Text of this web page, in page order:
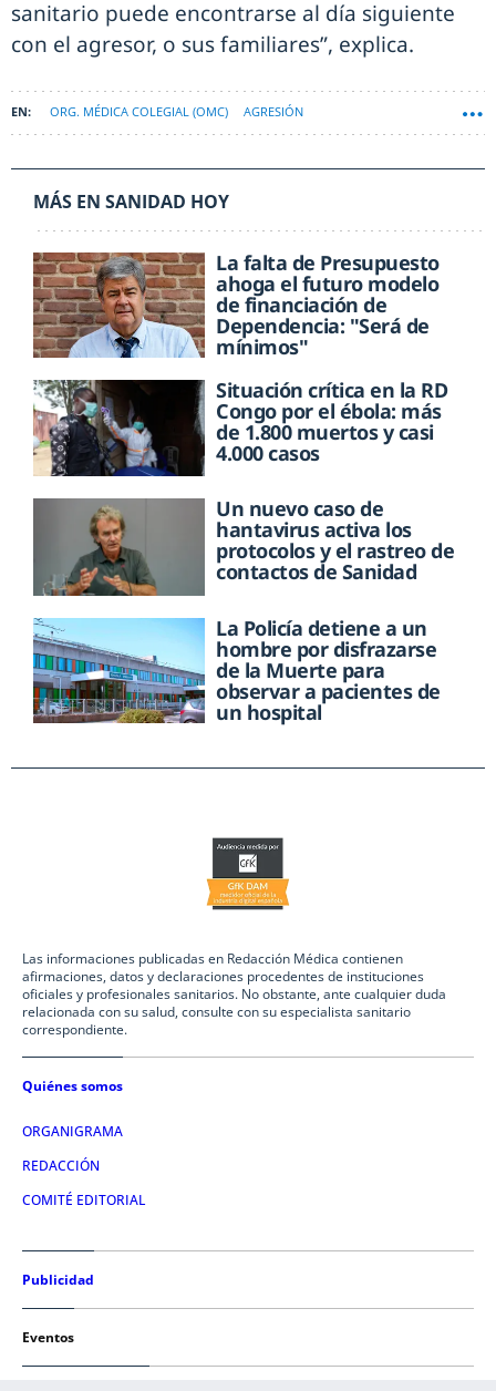
sanitario puede encontrarse al día siguiente
con el agresor, o sus familiares”, explica.
ORG. MÉDICA COLEGIAL (OMC) AGRESIÓN
MÁS EN SANIDAD HOY
La falta de Presupuesto
ahoga el futuro modelo
de financiación de
Dependencia: "Será de
mínimos"
Situación crítica en la RD
Congo por el ébola: más
de 1.800 muertos y casi
4.000 casos
Un nuevo caso de
hantavirus activa los
protocolos y el rastreo de
contactos de Sanidad
La Policía detiene a un
hombre por disfrazarse
de la Muerte para
observar a pacientes de
un hospital
Las informaciones publicadas en Redacción Médica contienen
afirmaciones, datos y declaraciones procedentes de instituciones
oficiales y profesionales sanitarios. No obstante, ante cualquier duda
relacionada con su salud, consulte con su especialista sanitario
correspondiente.
Quiénes somos
ORGANIGRAMA
REDACCIÓN
COMITÉ EDITORIAL
Publicidad
Eventos